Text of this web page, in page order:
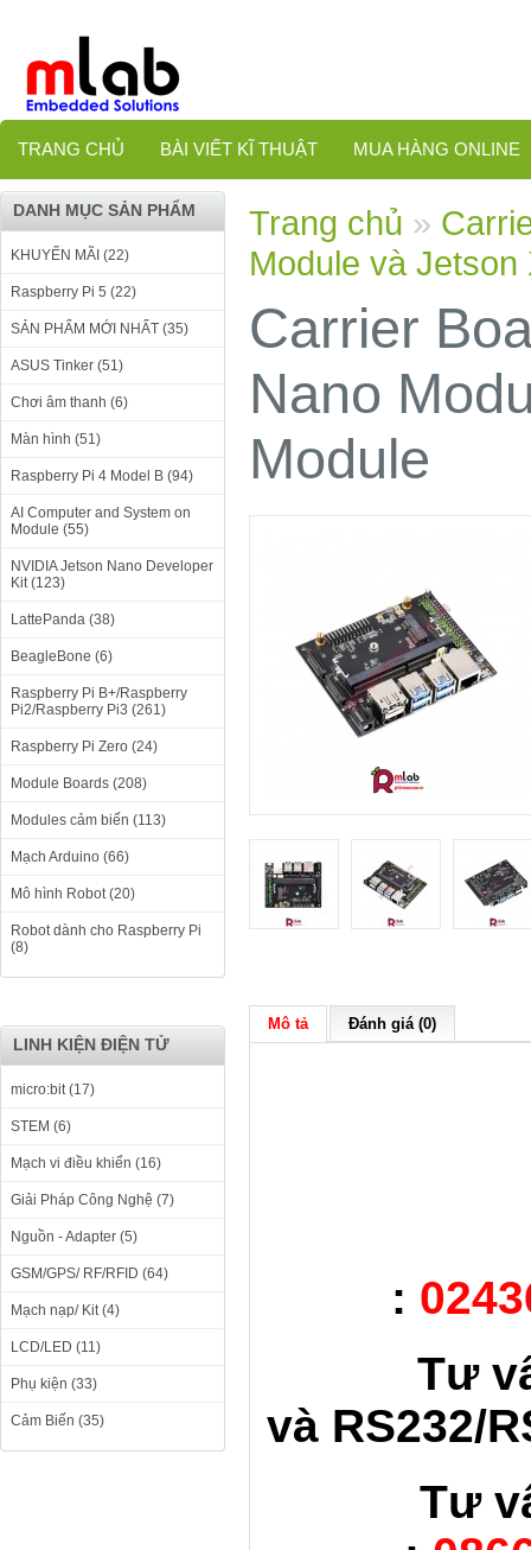
TRANG CHỦ BÀI VIẾT KĨ THUẬT MUA HÀNG ONLINE
DANH MỤC SẢN PHẨM
KHUYẾN MÃI (22)
Raspberry Pi 5 (22)
SẢN PHẨM MỚI NHẤT (35)
ASUS Tinker (51)
Chơi âm thanh (6)
Màn hình (51)
Raspberry Pi 4 Model B (94)
AI Computer and System on
Module (55)
NVIDIA Jetson Nano Developer
Kit (123)
LattePanda (38)
BeagleBone (6)
Raspberry Pi B+/Raspberry
Pi2/Raspberry Pi3 (261)
Raspberry Pi Zero (24)
Module Boards (208)
Modules cảm biến (113)
Mạch Arduino (66)
Mô hình Robot (20)
Robot dành cho Raspberry Pi
(8)
LINH KIỆN ĐIỆN TỬ
micro:bit (17)
STEM (6)
Mạch vi điều khiển (16)
Giải Pháp Công Nghệ (7)
Nguồn - Adapter (5)
GSM/GPS/ RF/RFID (64)
Mạch nạp/ Kit (4)
LCD/LED (11)
Phụ kiện (33)
Cảm Biến (35)
Trang chủ »
Module và
Carrier
Nano
Module
Mô tả Đánh giá (0)
:
Tư
và RS232/
Tư